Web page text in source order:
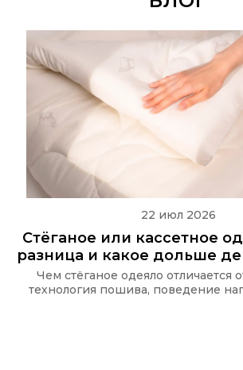
22 июл 2026
Стёганое или кассетное
разница и какое дольше
Чем стёганое одеяло отличается
технология пошива, поведение